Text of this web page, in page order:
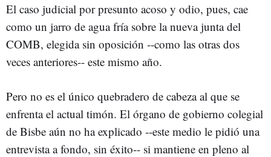
El caso judicial por presunto acoso y odio, pues, cae
como un jarro de agua fría sobre la nueva junta del
COMB, elegida sin oposición --como las otras dos
veces anteriores-- este mismo año.
Pero no es el único quebradero de cabeza al que se
enfrenta el actual timón. El órgano de gobierno colegial
de Bisbe aún no ha explicado --este medio le pidió una
entrevista a fondo, sin éxito-- si mantiene en pleno al